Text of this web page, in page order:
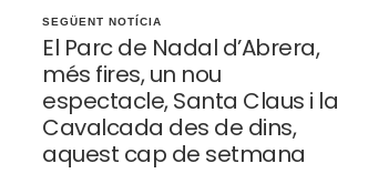
SEGÜENT NOTÍCIA
El Parc de Nadal d’Abrera,
més fires, un nou
espectacle, Santa Claus i la
Cavalcada des de dins,
aquest cap de setmana